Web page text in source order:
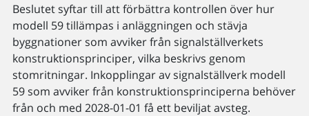
Beslutet syftar till att förbättra kontrollen över hur
modell 59 tillämpas i anläggningen och stävja
byggnationer som avviker från signalställverkets
konstruktionsprinciper, vilka beskrivs genom
stomritningar. Inkopplingar av signalställverk modell
59 som avviker från konstruktionsprinciperna behöver
från och med 2028-01-01 få ett beviljat avsteg.